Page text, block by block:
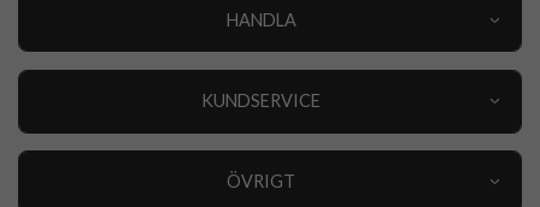
HANDLA
KUNDSERVICE
ÖVRIGT